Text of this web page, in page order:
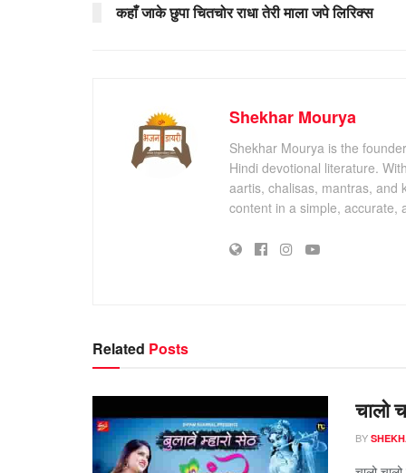
कहाँ जाके छुपा चितचोर राधा तेरी माला जपे लिरिक्स
Shekhar Mourya
Shekhar Mourya is the
Hindi devotional literature.
aartis, chalisas, mantras, and
content in a simple, accurate,
Related Posts
चालो
BY